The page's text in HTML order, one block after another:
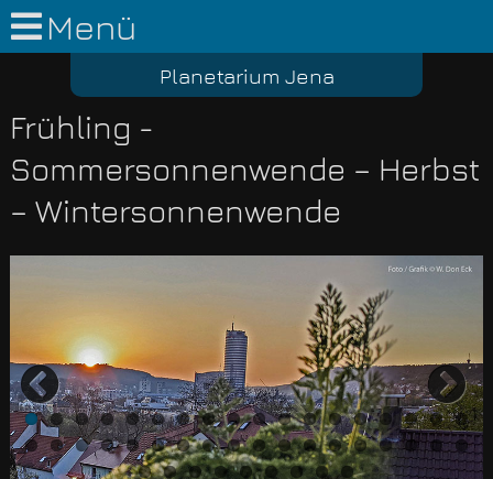
Menü
Planetarium Jena
Frühling -
Sommersonnenwende – Herbst
– Wintersonnenwende
Previous